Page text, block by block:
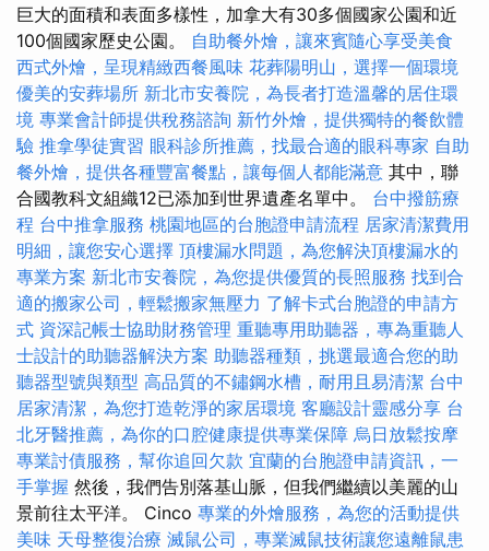
巨大的面積和表面多樣性，加拿大有30多個國家公園和近
100個國家歷史公園。 自助餐外燴，讓來賓隨心享受美食
西式外燴，呈現精緻西餐風味 花葬陽明山，選擇一個環境
優美的安葬場所 新北市安養院，為長者打造溫馨的居住環
境 專業會計師提供稅務諮詢 新竹外燴，提供獨特的餐飲體
驗 推拿學徒實習 眼科診所推薦，找最合適的眼科專家 自助
餐外燴，提供各種豐富餐點，讓每個人都能滿意 其中，聯
合國教科文組織12已添加到世界遺產名單中。 台中撥筋療
程 台中推拿服務 桃園地區的台胞證申請流程 居家清潔費用
明細，讓您安心選擇 頂樓漏水問題，為您解決頂樓漏水的
專業方案 新北市安養院，為您提供優質的長照服務 找到合
適的搬家公司，輕鬆搬家無壓力 了解卡式台胞證的申請方
式 資深記帳士協助財務管理 重聽專用助聽器，專為重聽人
士設計的助聽器解決方案 助聽器種類，挑選最適合您的助
聽器型號與類型 高品質的不鏽鋼水槽，耐用且易清潔 台中
居家清潔，為您打造乾淨的家居環境 客廳設計靈感分享 台
北牙醫推薦，為你的口腔健康提供專業保障 烏日放鬆按摩
專業討債服務，幫你追回欠款 宜蘭的台胞證申請資訊，一
手掌握 然後，我們告別落基山脈，但我們繼續以美麗的山
景前往太平洋。 Cinco 專業的外燴服務，為您的活動提供
美味 天母整復治療 滅鼠公司，專業滅鼠技術讓您遠離鼠患